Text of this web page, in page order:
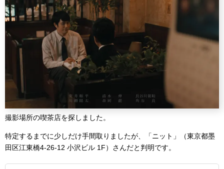
撮影場所の喫茶店を探しました。
特定するまでに少しだけ手間取りましたが、「ニット」（東京都墨
田区江東橋4-26-12 小沢ビル 1F）さんだと判明です。